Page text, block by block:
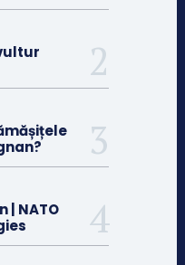
| NATO